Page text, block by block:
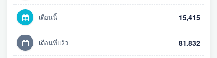
เดือนนี้ 15,415
เดือนที่แล้ว 81,832